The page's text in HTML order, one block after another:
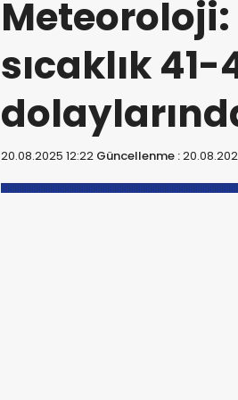
sıcaklık
20.08.2025 12:22 Güncellenme :